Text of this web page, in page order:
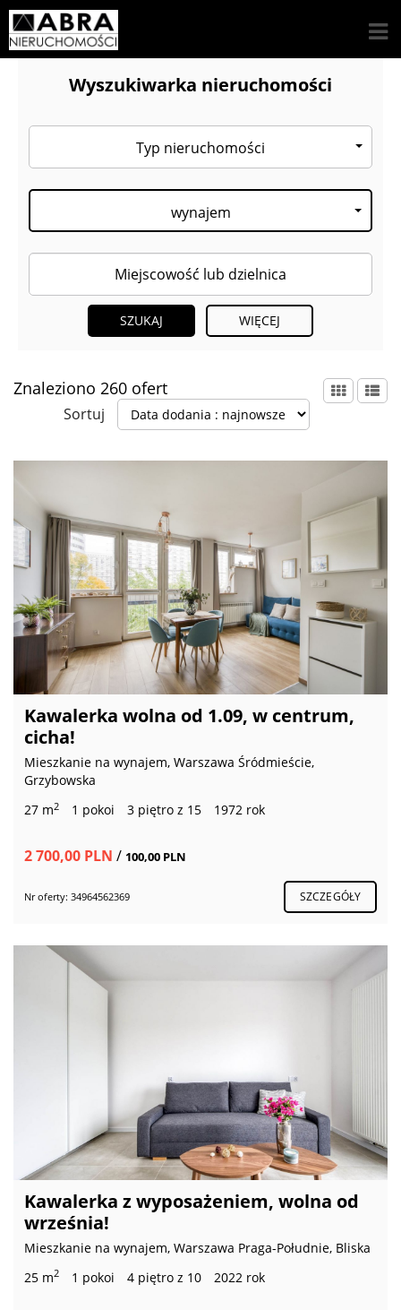
Wyszukiwarka nieruchomości
Typ nieruchomości
wynajem
WIĘCEJ
Znaleziono 260 ofert
Sortuj
Kawalerka wolna od 1.09, w centrum,
cicha!
Mieszkanie na wynajem, Warszawa Śródmieście,
Grzybowska
27 m2 1 pokoi 3 piętro z 15 1972 rok
2 700,00 PLN / 100,00 PLN
Nr oferty: 34964562369 SZCZEGÓŁY
Kawalerka z wyposażeniem, wolna od
września!
Mieszkanie na wynajem, Warszawa Praga-Południe, Bliska
25 m2 1 pokoi 4 piętro z 10 2022 rok